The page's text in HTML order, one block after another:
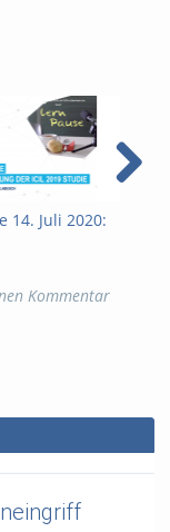
14. Juli 2020:
und
Kommentar